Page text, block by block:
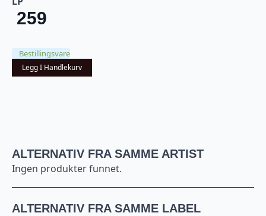
259
Bestillingsvare
Legg I Handlekurv
ALTERNATIV FRA SAMME ARTIST
Ingen produkter funnet.
ALTERNATIV FRA SAMME LABEL